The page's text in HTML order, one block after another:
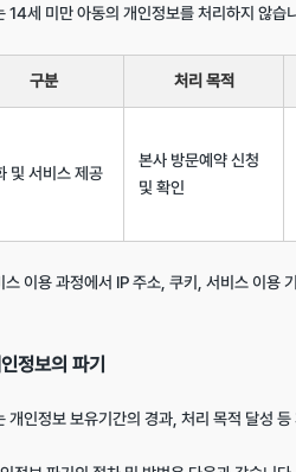
14세 미만 아동의 개인정보를 처리하지 않습
구분 처리 목적
및 서비스 제공
본사 방문예약 신청
및 확인
이용 과정에서 IP 주소, 쿠키, 서비스 이용
정보의 파기
개인정보 보유기간의 경과, 처리 목적 달성